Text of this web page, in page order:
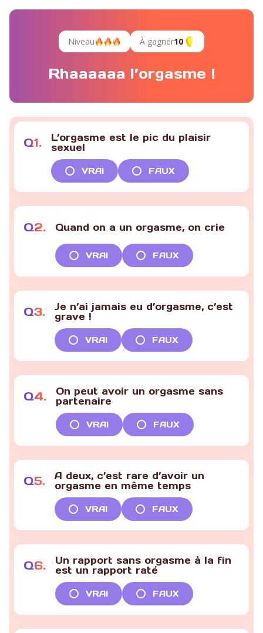
Niveau À gagner10
Rhaaaaaa l’orgasme !
Q1.
L’orgasme est le pic du plaisir
sexuel
VRAI FAUX
Q2. Quand on a un orgasme, on crie
VRAI FAUX
Q3.
Je n’ai jamais eu d’orgasme, c’est
grave !
VRAI FAUX
Q4.
On peut avoir un orgasme sans
partenaire
VRAI FAUX
Q5.
A deux, c’est rare d’avoir un
orgasme en même temps
VRAI FAUX
Q6.
Un rapport sans orgasme à la fin
est un rapport raté
VRAI FAUX